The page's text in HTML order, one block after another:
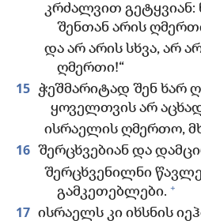
კრძალვით
შენთან არის
და არ არის სხვა, არ
ღმერთი!“
15 ჭეშმარიტად შენ ხარ
ყოველთვის არ
ისრაელის ღმერთო,
16 შერცხვებიან და
შერცხვენილნი
გამკეთებლები. +
17 ისრაელს კი იხსნის